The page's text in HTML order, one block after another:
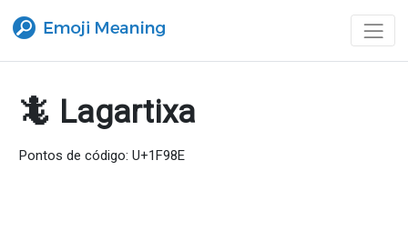
🦎 Lagartixa
Pontos de código: U+1F98E